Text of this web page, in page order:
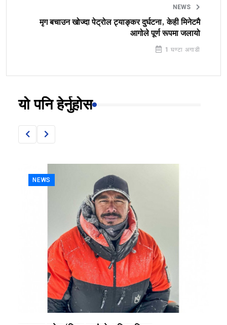
NEWS
मृग बचाउन खोज्दा पेट्रोल ट्याङ्कर दुर्घटना, केही मिनेटमै
आगोले पूर्ण रूपमा जलायो
1 घण्टा अगाडी
यो पनि हेर्नुहोस
NEWS